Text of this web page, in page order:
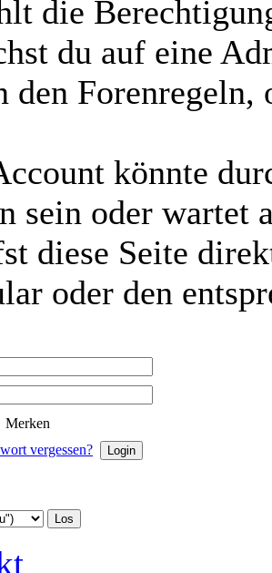
die
du auf eine
den Forenregeln,
könnte
sein oder wartet
diese Seite
oder den
Merken
vergessen?